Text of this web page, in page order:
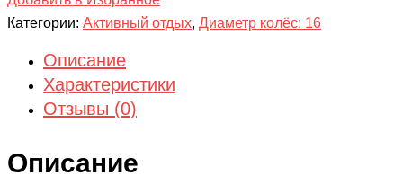
Категории: Активный отдых, Диаметр колёс: 16
Описание
Характеристики
Отзывы (0)
Описание